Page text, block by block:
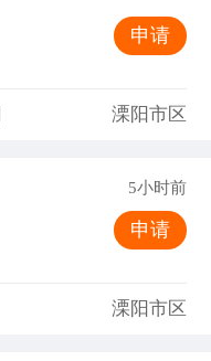
申请
溧阳市区
5小时前
申请
溧阳市区